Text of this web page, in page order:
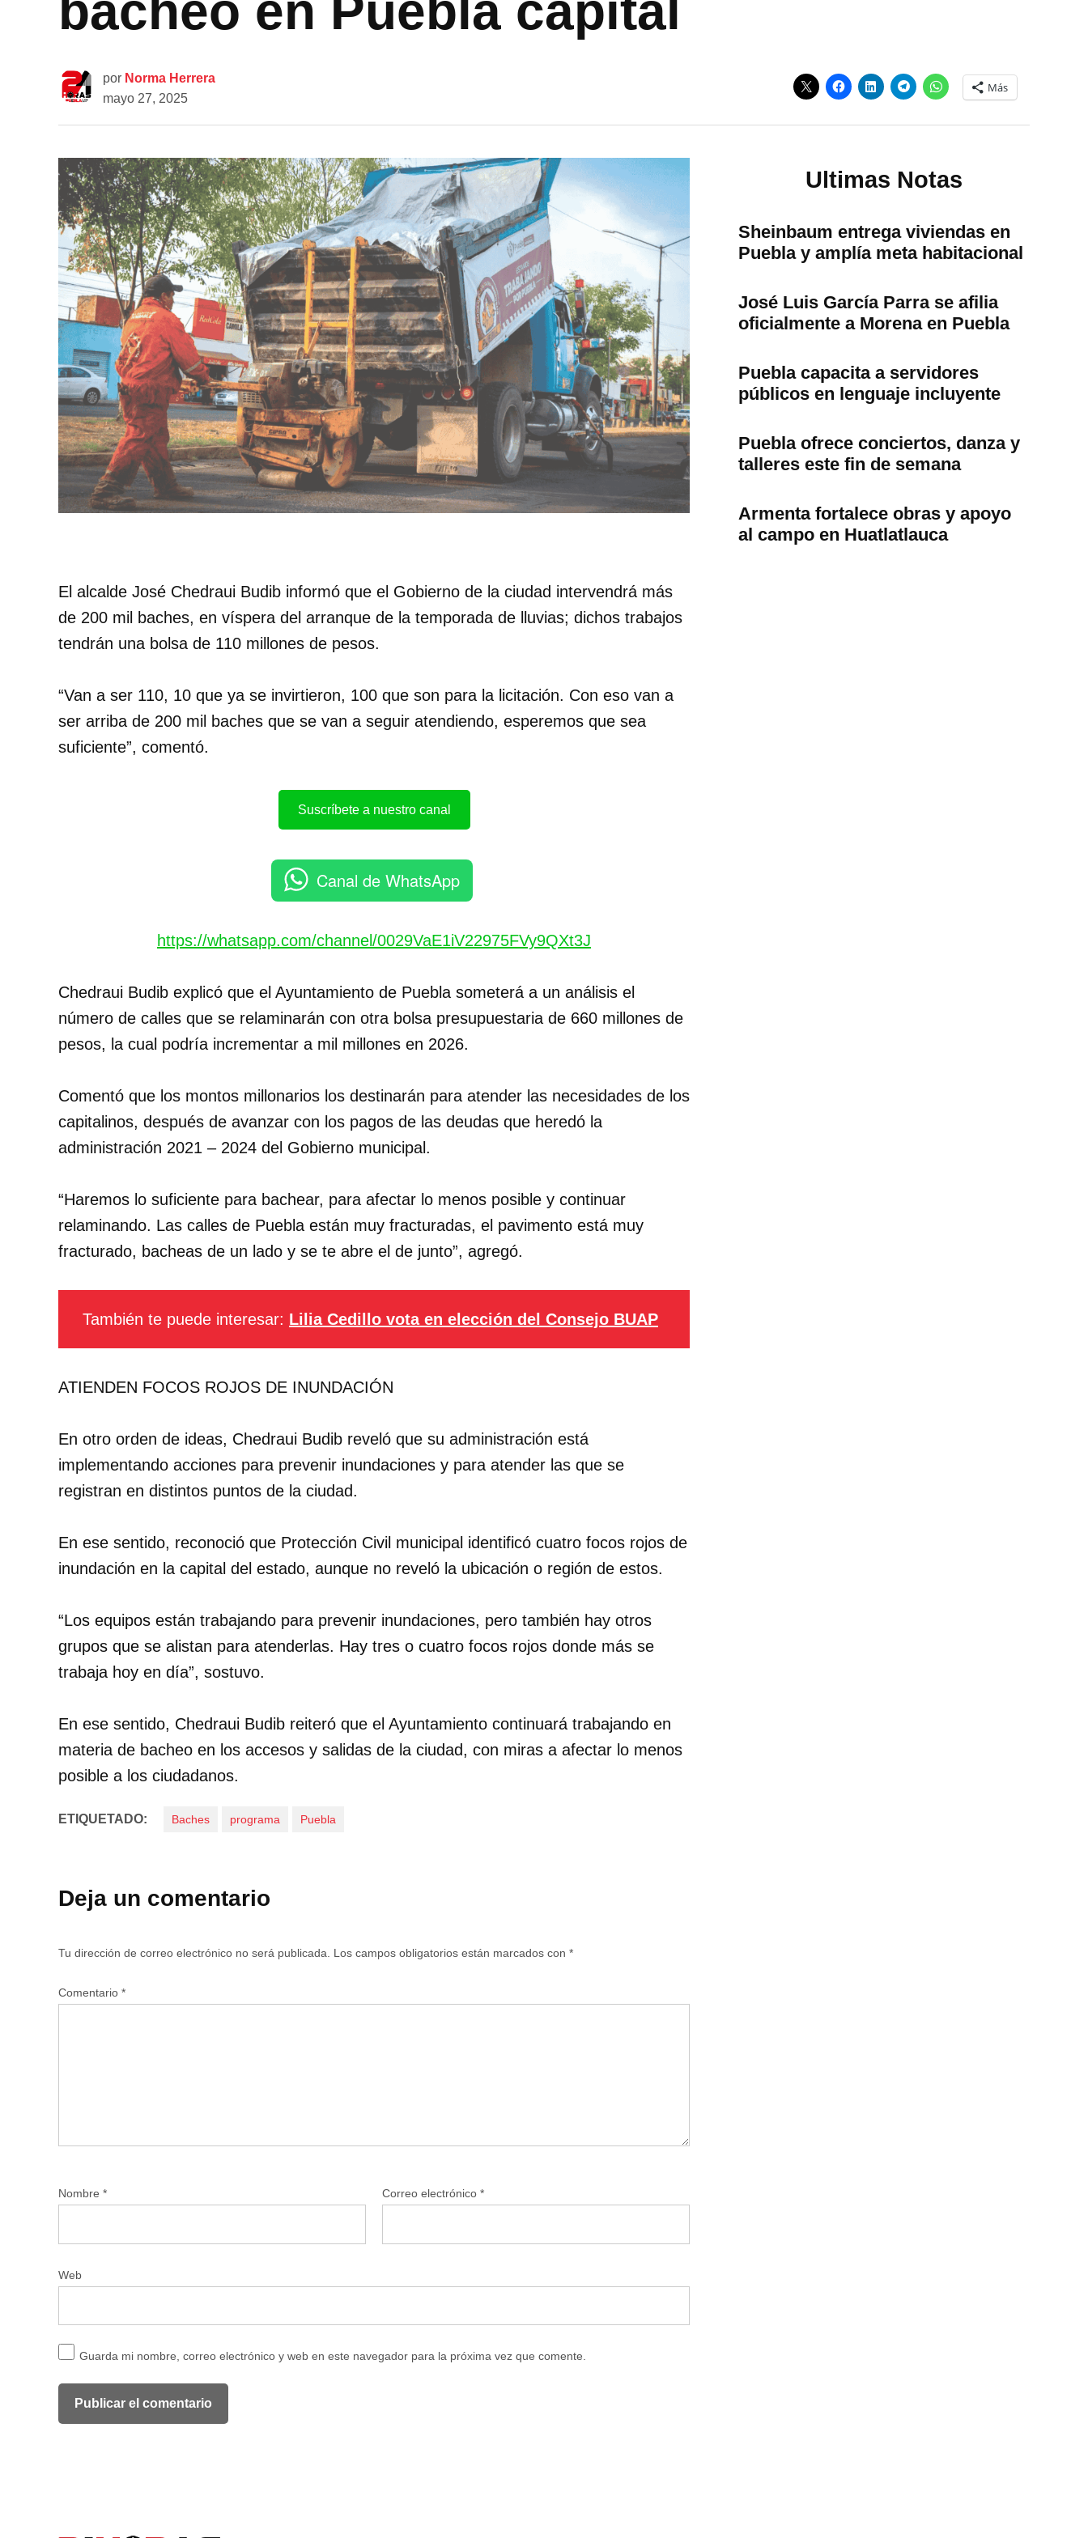
por Norma Herrera
mayo 27, 2025
Más
El alcalde José Chedraui Budib informó que el Gobierno de la ciudad intervendrá más
de 200 mil baches, en víspera del arranque de la temporada de lluvias; dichos trabajos
tendrán una bolsa de 110 millones de pesos.
“Van a ser 110, 10 que ya se invirtieron, 100 que son para la licitación. Con eso van a
ser arriba de 200 mil baches que se van a seguir atendiendo, esperemos que sea
suficiente”, comentó.
Suscríbete a nuestro canal
Canal de WhatsApp
https://whatsapp.com/channel/0029VaE1iV22975FVy9QXt3J
Chedraui Budib explicó que el Ayuntamiento de Puebla someterá a un análisis el
número de calles que se relaminarán con otra bolsa presupuestaria de 660 millones de
pesos, la cual podría incrementar a mil millones en 2026.
Comentó que los montos millonarios los destinarán para atender las necesidades de los
capitalinos, después de avanzar con los pagos de las deudas que heredó la
administración 2021 – 2024 del Gobierno municipal.
“Haremos lo suficiente para bachear, para afectar lo menos posible y continuar
relaminando. Las calles de Puebla están muy fracturadas, el pavimento está muy
fracturado, bacheas de un lado y se te abre el de junto”, agregó.
También te puede interesar: Lilia Cedillo vota en elección del Consejo BUAP
ATIENDEN FOCOS ROJOS DE INUNDACIÓN
En otro orden de ideas, Chedraui Budib reveló que su administración está
implementando acciones para prevenir inundaciones y para atender las que se
registran en distintos puntos de la ciudad.
En ese sentido, reconoció que Protección Civil municipal identificó cuatro focos rojos de
inundación en la capital del estado, aunque no reveló la ubicación o región de estos.
“Los equipos están trabajando para prevenir inundaciones, pero también hay otros
grupos que se alistan para atenderlas. Hay tres o cuatro focos rojos donde más se
trabaja hoy en día”, sostuvo.
En ese sentido, Chedraui Budib reiteró que el Ayuntamiento continuará trabajando en
materia de bacheo en los accesos y salidas de la ciudad, con miras a afectar lo menos
posible a los ciudadanos.
ETIQUETADO: Baches programa Puebla
Deja un comentario
Tu dirección de correo electrónico no será publicada. Los campos obligatorios están marcados con *
Comentario *
Nombre * Correo electrónico *
Web
Guarda mi nombre, correo electrónico y web en este navegador para la próxima vez que comente.
Ultimas Notas
Sheinbaum entrega viviendas en
Puebla y amplía meta habitacional
José Luis García Parra se afilia
oficialmente a Morena en Puebla
Puebla capacita a servidores
públicos en lenguaje incluyente
Puebla ofrece conciertos, danza y
talleres este fin de semana
Armenta fortalece obras y apoyo
al campo en Huatlatlauca